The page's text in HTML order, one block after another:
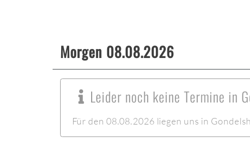
Morgen 08.08.2026
Leider noch keine Termine in
Für den 08.08.2026 liegen uns in